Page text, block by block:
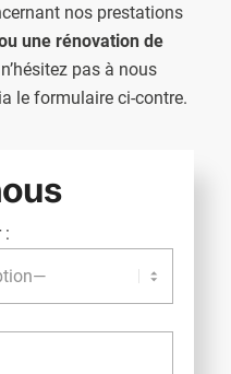
nos prestations
une rénovation de
pas à nous
le formulaire ci-contre.
: